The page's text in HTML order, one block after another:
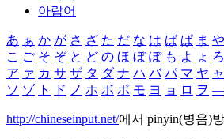
아랍어
あ ぁ か が さ ざ た だ な は ば ぱ ま や
こ ご そ ぞ と ど の ほ ぼ ぽ も よ ょ ろ
ア ァ カ サ ザ タ ダ ナ ハ バ パ マ ヤ ャ
ソ ゾ ト ド ノ ホ ボ ポ モ ヨ ョ ロ ヲ ―
http://chineseinput.net/에서 pinyin(병음)